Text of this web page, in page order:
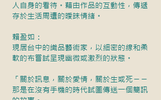
人自身的看待。藉由作品的互動性，傳遞
存於生活周遭的曖昧情緒。
賴盈如：
現居台中的織品藝術家，以細密的線和柔
軟的布嘗試呈現幽微或激烈的狀態。
「關於訊息，關於愛情，關於生或死ㄧㄧ
那是在沒有手機的時代試圖傳送一個簡訊